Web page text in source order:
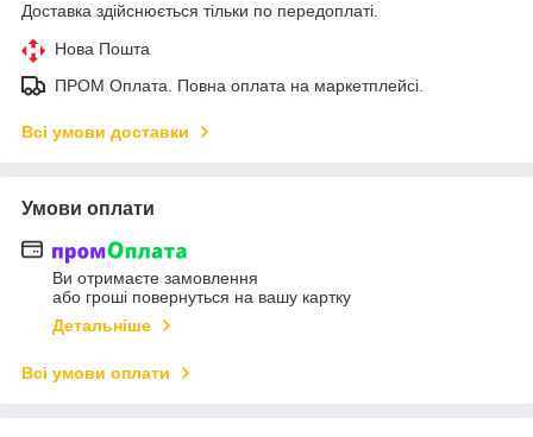
Доставка здійснюється тільки по передоплаті.
Нова Пошта
ПРОМ Оплата. Повна оплата на маркетплейсі.
Всі умови доставки
Умови оплати
Ви отримаєте замовлення
або гроші повернуться на вашу картку
Детальніше
Всі умови оплати